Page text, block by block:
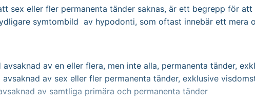
sex eller fler permanenta tänder saknas, är ett begrepp för
symtombild av hypodonti, som oftast innebär ett mera
av en eller flera, men inte alla, permanenta tänder,
av sex eller fler permanenta tänder, exklusive
av samtliga primära och permanenta tänder